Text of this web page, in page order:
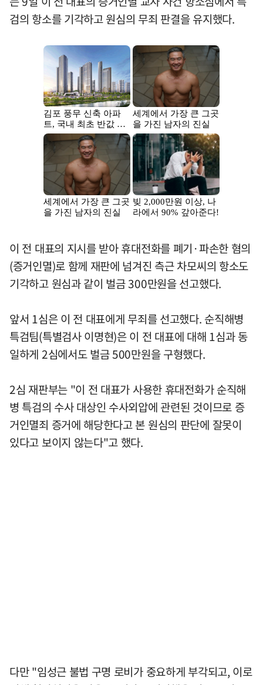
검의 항소를 기각하고 원심의 무죄 판결을 유지했다.
이 전 대표의 지시를 받아 휴대전화를 폐기·파손한 혐의
(증거인멸)로 함께 재판에 넘겨진 측근 차모씨의 항소도
기각하고 원심과 같이 벌금 300만원을 선고했다.
앞서 1심은 이 전 대표에게 무죄를 선고했다. 순직해병
특검팀(특별검사 이명현)은 이 전 대표에 대해 1심과 동
일하게 2심에서도 벌금 500만원을 구형했다.
2심 재판부는 "이 전 대표가 사용한 휴대전화가 순직해
병 특검의 수사 대상인 수사외압에 관련된 것이므로 증
거인멸죄 증거에 해당한다고 본 원심의 판단에 잘못이
있다고 보이지 않는다"고 했다.
다만 "임성근 불법 구명 로비가 중요하게 부각되고, 이로